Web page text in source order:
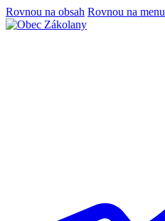
Rovnou na obsah Rovnou na menu